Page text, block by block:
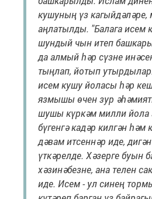
кушуның үз кагыйдәләре,
аңлатылды. "Балага исем
шундый чын итеп
да алмый һәр сүзне
тыңлап, йотып
исем кушу йоласы һәр
язмышы өчен зур
шушы күркәм милли йола
бүгенгә кадәр килгән
дәвам итсеннәр иде,
үткәрелде. Хәзерге буын
хәзинәбезне, ана телен
иде. Исем - ул синең